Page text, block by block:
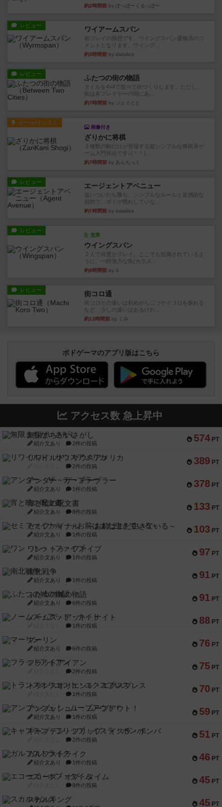
約2時間前 by ぽっぽーくるっぽー
レビュー ワイアームスパン
初プレイの感想です。ウイングスパン履修済のコ
メントとなります。ウイング...
約3時間前 by daisdice
レビュー ふたつの街の物語
タイルを4×4で並べて街づくりします。ただし、
街は各プレイヤーの間にあ...
約7時間前 by ジェイとと
ルール/インスト
画像付き
ざりかに将棋
３種類の駒だけが登場する超シンプルな将棋系ゲ
ーム入門作品です♪(＾＾)...
約7時間前 by あんちっく
レビュー エージェントアベニュー
追いついたら勝ち。シンプルなルールと直感的な
目的で、ボドゲ慣れしていな...
約7時間前 by daisdice
レビュー
充実
ウイングスパン
２人で何度かプレイ。ここでも指摘されているよ
うに、一部強力な鳥(カラス...
約8時間前 by S
レビュー 街コロ通
街コロとの違いは初めから二つサイコロを振れる
など、少しの違いはあるけれ...
約13時間前 by くみ
ボドゲーマのアプリ版はこちら
アクセス数 急上昇中
574 PT
無限まちがいさがし
紹介文あり 2件の投稿
389 PT
リワイルド：サウスアメリカ
2件の投稿
378 PT
アンダー・ザ・テーブラー
紹介文あり 1件の投稿
133 PT
宵と暁の呪文書
紹介文あり 8件の投稿
103 PT
セミファイナル ～お前はまだ生きている～
紹介文あり 1件の投稿
97 PT
ワン・トゥ・ファイブ
紹介文あり 1件の投稿
91 PT
南北戦争
紹介文あり 1件の投稿
91 PT
ふたつの城の物語
紹介文あり 6件の投稿
88 PT
ノームズ・アット・ナイト
1件の投稿
76 PT
マーリン
紹介文あり 6件の投稿
75 PT
フラットアイアン
2件の投稿
70 PT
トランスオリエント・エクスプレス
1件の投稿
59 PT
アンブッシュ！：ムーブアウト！
紹介文あり 1件の投稿
51 PT
キャプテン・フリップ：イスラ・ボンバ
2件の投稿
46 PT
ガルフストライク
紹介文あり 1件の投稿
45 PT
エコーズ・オブ・タイム
8件の投稿
45 PT
スカルキング